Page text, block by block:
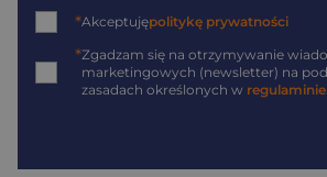
*Akceptujępolitykę prywatności
*Zgadzam się na otrzymywanie
marketingowych (newsletter) na
zasadach określonych w regulaminie.